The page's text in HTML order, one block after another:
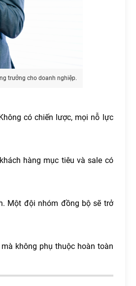
trưởng cho doanh nghiệp.
có chiến lược, mọi nỗ lực
hàng mục tiêu và sale có
Một đội nhóm đồng bộ sẽ trở
không phụ thuộc hoàn toàn